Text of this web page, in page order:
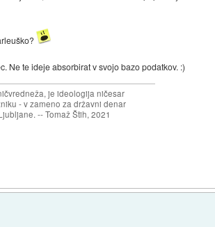
Ne te ideje absorbirat v svojo bazo podatkov. :)
je ideologija ničesar
- v zameno za državni denar
-- Tomaž Štih, 2021